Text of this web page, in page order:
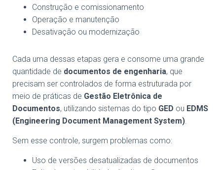
Construção e comissionamento
Operação e manutenção
Desativação ou modernização
Cada uma dessas etapas gera e consome uma grande
quantidade de documentos de engenharia, que
precisam ser controlados de forma estruturada por
meio de práticas de Gestão Eletrônica de
Documentos, utilizando sistemas do tipo GED ou EDMS
(Engineering Document Management System).
Sem esse controle, surgem problemas como:
Uso de versões desatualizadas de documentos